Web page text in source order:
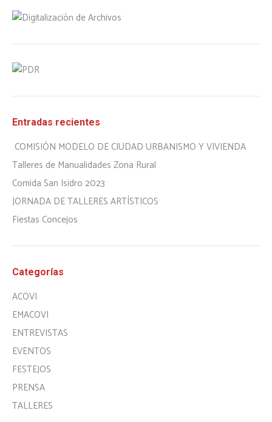
Entradas recientes
COMISIÓN MODELO DE CIUDAD URBANISMO Y VIVIENDA
Talleres de Manualidades Zona Rural
Comida San Isidro 2023
JORNADA DE TALLERES ARTÍSTICOS
Fiestas Concejos
Categorías
ACOVI
EMACOVI
ENTREVISTAS
EVENTOS
FESTEJOS
PRENSA
TALLERES